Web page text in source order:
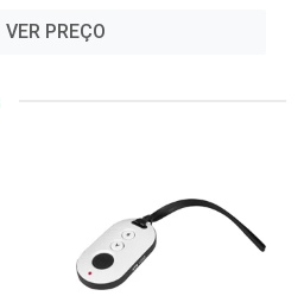
VER PREÇO